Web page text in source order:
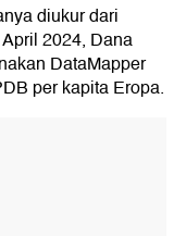
diukur dari
2024, Dana
DataMapper
per kapita Eropa.